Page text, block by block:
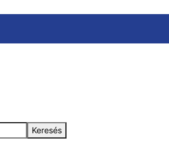
Keresés